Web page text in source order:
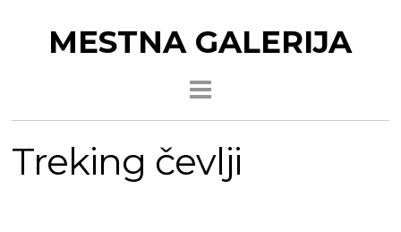
MESTNA GALERIJA
Treking čevlji